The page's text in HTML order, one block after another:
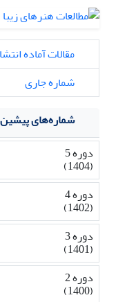
مقالات آماده
شماره جاری
شماره‌های
دوره 5
(1404)
دوره 4
(1402)
دوره 3
(1401)
دوره 2
(1400)